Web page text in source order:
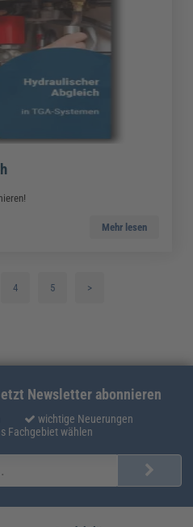
Mehr lesen
4 5 >
Newsletter abonnieren
wichtige Neuerungen
Fachgebiet wählen